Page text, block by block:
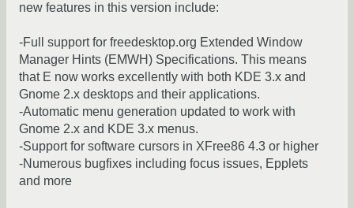
new features in this version include:
-Full support for freedesktop.org Extended Window
Manager Hints (EMWH) Specifications. This means
that E now works excellently with both KDE 3.x and
Gnome 2.x desktops and their applications.
-Automatic menu generation updated to work with
Gnome 2.x and KDE 3.x menus.
-Support for software cursors in XFree86 4.3 or higher
-Numerous bugfixes including focus issues, Epplets
and more